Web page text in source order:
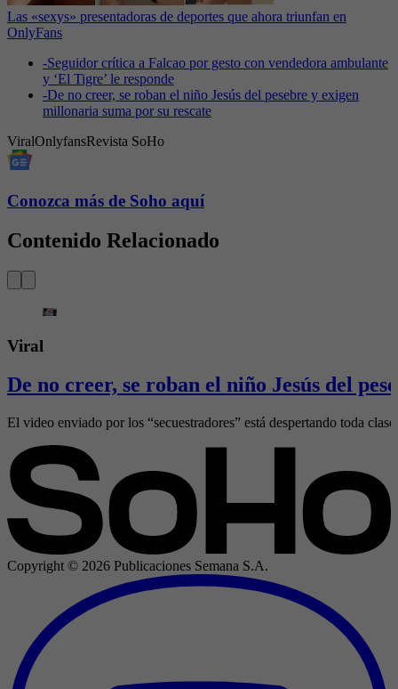
Las «sexys» presentadoras de deportes que ahora triunfan en
OnlyFans
-Seguidor crítica a Falcao por gesto con vendedora ambulante
y ‘El Tigre’ le responde
-De no creer, se roban el niño Jesús del pesebre y exigen
millonaria suma por su rescate
ViralOnlyfansRevista SoHo
Conozca más de Soho aquí
Contenido Relacionado
Viral
De no creer, se roban el niño Jesús del
El video enviado por los “secuestradores” está despertando toda
Copyright © 2026 Publicaciones Semana S.A.